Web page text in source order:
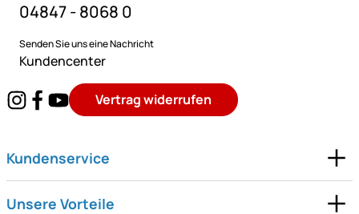
04847 - 8068 0
Senden Sie uns eine Nachricht
Kundencenter
Vertrag widerrufen
Kundenservice
Unsere Vorteile